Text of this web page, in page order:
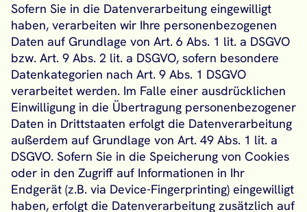
Sofern Sie in die Datenverarbeitung eingewilligt
haben, verarbeiten wir Ihre personenbezogenen
Daten auf Grundlage von Art. 6 Abs. 1 lit. a DSGVO
bzw. Art. 9 Abs. 2 lit. a DSGVO, sofern besondere
Datenkategorien nach Art. 9 Abs. 1 DSGVO
verarbeitet werden. Im Falle einer ausdrücklichen
Einwilligung in die Übertragung personenbezogener
Daten in Drittstaaten erfolgt die Datenverarbeitung
außerdem auf Grundlage von Art. 49 Abs. 1 lit. a
DSGVO. Sofern Sie in die Speicherung von Cookies
oder in den Zugriff auf Informationen in Ihr
Endgerät (z.B. via Device-Fingerprinting) eingewilligt
haben, erfolgt die Datenverarbeitung zusätzlich auf